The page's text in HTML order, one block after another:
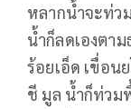
หลากน้ำจะท่ว
น้ำก็ลดเองตา
ร้อยเอ็ด เขื่อน
ชี มูล น้ำก็ท่วม